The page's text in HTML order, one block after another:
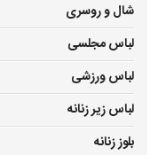
شال و روسری
لباس مجلسی
لباس ورزشی
لباس زیر زنانه
بلوز زنانه